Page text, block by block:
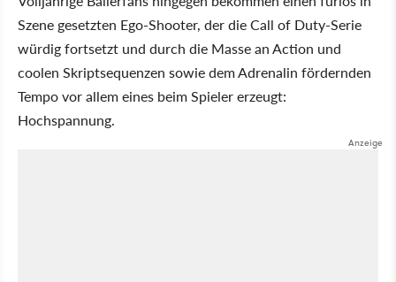
Szene gesetzten Ego-Shooter, der die Call of Duty-Serie
würdig fortsetzt und durch die Masse an Action und
coolen Skriptsequenzen sowie dem Adrenalin fördernden
Tempo vor allem eines beim Spieler erzeugt:
Hochspannung.